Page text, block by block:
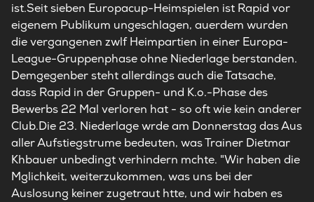
ist.Seit sieben Europacup-Heimspielen ist Rapid vor
eigenem Publikum ungeschlagen, auerdem wurden
die vergangenen zwlf Heimpartien in einer Europa-
League-Gruppenphase ohne Niederlage berstanden.
Demgegenber steht allerdings auch die Tatsache,
dass Rapid in der Gruppen- und K.o.-Phase des
Bewerbs 22 Mal verloren hat - so oft wie kein anderer
Club.Die 23. Niederlage wrde am Donnerstag das Aus
aller Aufstiegstrume bedeuten, was Trainer Dietmar
Khbauer unbedingt verhindern mchte. "Wir haben die
Mglichkeit, weiterzukommen, was uns bei der
Auslosung keiner zugetraut htte, und wir haben es